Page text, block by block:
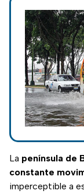
La península de
constante
imperceptible a